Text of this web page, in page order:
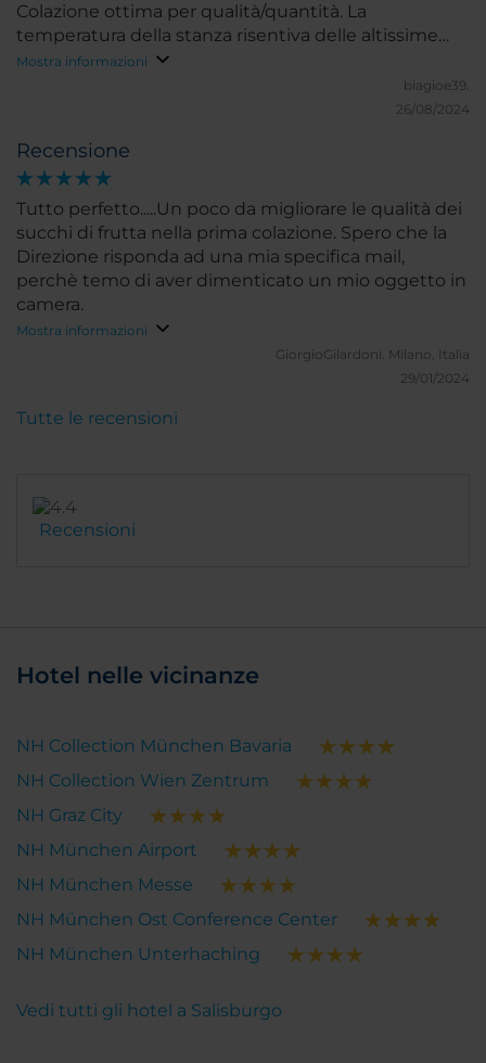
Colazione ottima per qualità/quantità. La
temperatura della stanza risentiva delle altissime
temperature esterne.
Mostra informazioni
biagioe39.
26/08/2024
Recensione
Tutto perfetto.....Un poco da migliorare le qualità dei
succhi di frutta nella prima colazione. Spero che la
Direzione risponda ad una mia specifica mail,
perchè temo di aver dimenticato un mio oggetto in
camera.
Mostra informazioni
GiorgioGilardoni. Milano, Italia
29/01/2024
Recensioni
Tutte le recensioni
Hotel nelle vicinanze
NH Collection München Bavaria
NH Collection Wien Zentrum
NH Graz City
NH München Airport
NH München Messe
NH München Ost Conference Center
NH München Unterhaching
Vedi tutti gli hotel a Salisburgo